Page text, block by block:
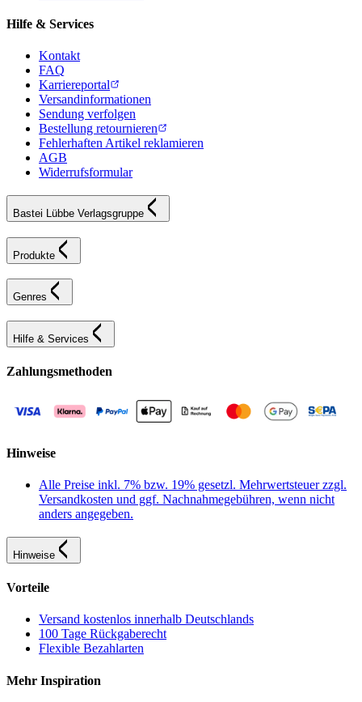
Hilfe & Services
Kontakt
FAQ
Karriereportal
Versandinformationen
Sendung verfolgen
Bestellung retournieren
Fehlerhaften Artikel reklamieren
AGB
Widerrufsformular
Bastei Lübbe Verlagsgruppe
Produkte
Genres
Hilfe & Services
Zahlungsmethoden
Hinweise
Alle Preise inkl. 7% bzw. 19% gesetzl. Mehrwertsteuer zzgl.
Versandkosten und ggf. Nachnahmegebühren, wenn nicht
anders angegeben.
Hinweise
Vorteile
Versand kostenlos innerhalb Deutschlands
100 Tage Rückgaberecht
Flexible Bezahlarten
Mehr Inspiration